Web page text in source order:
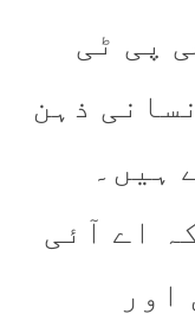
پی ٹی
ذہن
ہیں۔
اے آئی